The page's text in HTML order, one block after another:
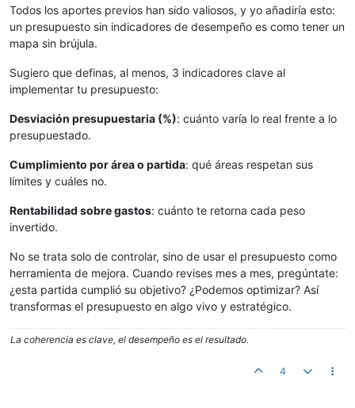
Todos los aportes previos han sido valiosos, y yo añadiría esto:
un presupuesto sin indicadores de desempeño es como tener un
mapa sin brújula.
Sugiero que definas, al menos, 3 indicadores clave al
implementar tu presupuesto:
Desviación presupuestaria (%): cuánto varía lo real frente a lo
presupuestado.
Cumplimiento por área o partida: qué áreas respetan sus
límites y cuáles no.
Rentabilidad sobre gastos: cuánto te retorna cada peso
invertido.
No se trata solo de controlar, sino de usar el presupuesto como
herramienta de mejora. Cuando revises mes a mes, pregúntate:
¿esta partida cumplió su objetivo? ¿Podemos optimizar? Así
transformas el presupuesto en algo vivo y estratégico.
La coherencia es clave, el desempeño es el resultado.
4